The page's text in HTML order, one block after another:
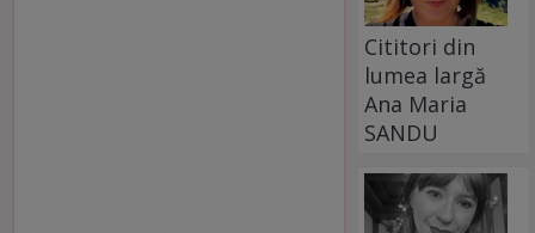
Cititori din
lumea largă
Ana Maria
SANDU